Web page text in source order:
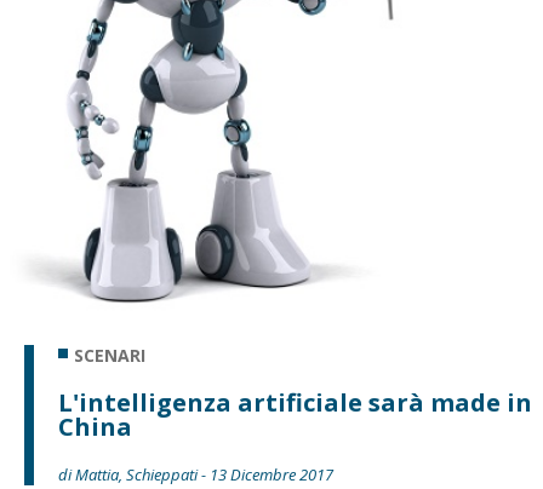
SCENARI
L'intelligenza artificiale sarà made in
China
di Mattia, Schieppati - 13 Dicembre 2017